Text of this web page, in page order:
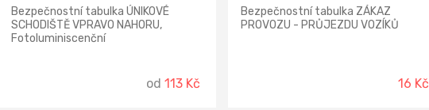
Bezpečnostní tabulka ÚNIKOVÉ
SCHODIŠTĚ VPRAVO NAHORU,
Fotoluminiscenční
od 113 Kč
Bezpečnostní tabulka ZÁKAZ
PROVOZU - PRŮJEZDU VOZÍKŮ
16 Kč